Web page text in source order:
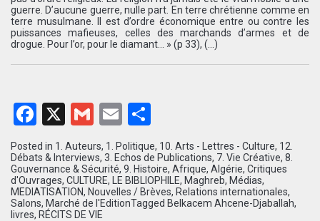
guerre. D’aucune guerre, nulle part. En terre chrétienne comme en
terre musulmane. Il est d’ordre économique entre ou contre les
puissances mafieuses, celles des marchands d’armes et de
drogue. Pour l’or, pour le diamant… » (p 33), (…)
Facebook
X Gmail
Email
Posted in 1. Auteurs, 1. Politique, 10. Arts - Lettres - Culture, 12.
Débats & Interviews, 3. Echos de Publications, 7. Vie Créative, 8.
Gouvernance & Sécurité, 9. Histoire, Afrique, Algérie, Critiques
d'Ouvrages, CULTURE, LE BIBLIOPHILE, Maghreb, Médias,
MEDIATISATION, Nouvelles / Brèves, Relations internationales,
Salons, Marché de l'EditionTagged Belkacem Ahcene-Djaballah,
livres, RÉCITS DE VIE